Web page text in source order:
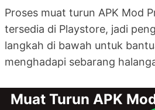
Proses muat turun APK Mod
tersedia di Playstore, jadi
langkah di bawah untuk
menghadapi sebarang
Muat Turun APK